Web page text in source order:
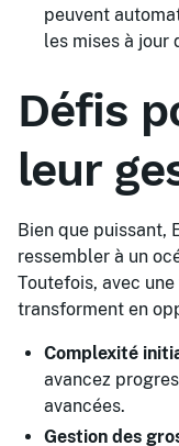
peuvent
les mises à jour
Défis
leur
Bien que puissant,
ressembler à un
Toutefois, avec
transforment en
Complexité
avancez
avancées.
Gestion des